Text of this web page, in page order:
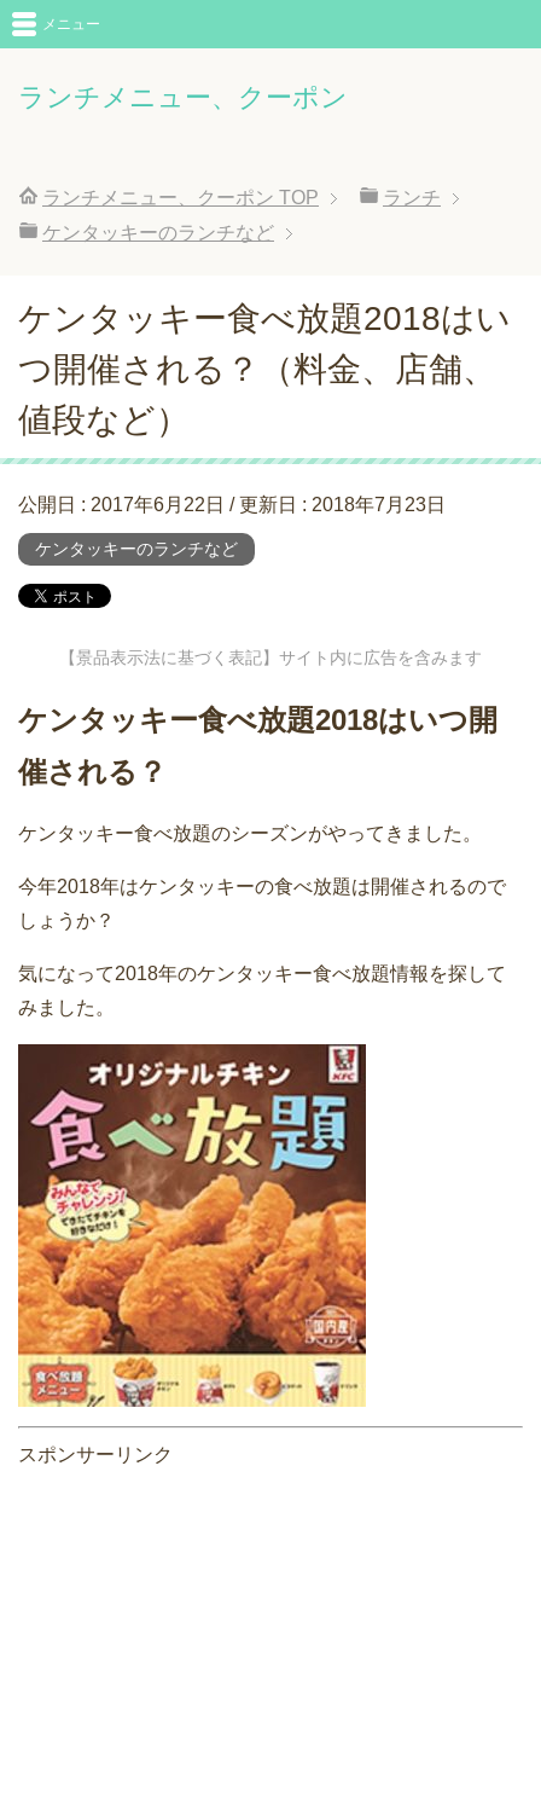
ランチメニュー、クーポン
メニュー
ランチメニュー、クーポン TOP
ランチ
ケンタッキーのランチなど
ケンタッキー食べ放題2018はい
つ開催される？（料金、店舗、
値段など）
公開日 : 2017年6月22日 / 更新日 : 2018年7月23日
ケンタッキーのランチなど
【景品表示法に基づく表記】サイト内に広告を含みます
ケンタッキー食べ放題2018はいつ開
催される？
ケンタッキー食べ放題のシーズンがやってきました。
今年2018年はケンタッキーの食べ放題は開催されるので
しょうか？
気になって2018年のケンタッキー食べ放題情報を探して
みました。
スポンサーリンク